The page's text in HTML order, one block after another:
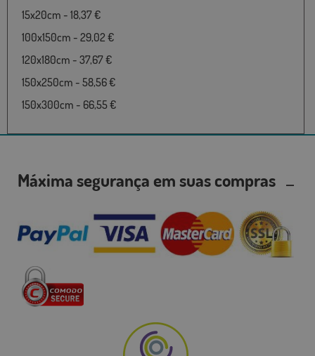
15x20cm - 18,37 €
100x150cm - 29,02 €
120x180cm - 37,67 €
150x250cm - 58,56 €
150x300cm - 66,55 €
Máxima segurança em suas compras